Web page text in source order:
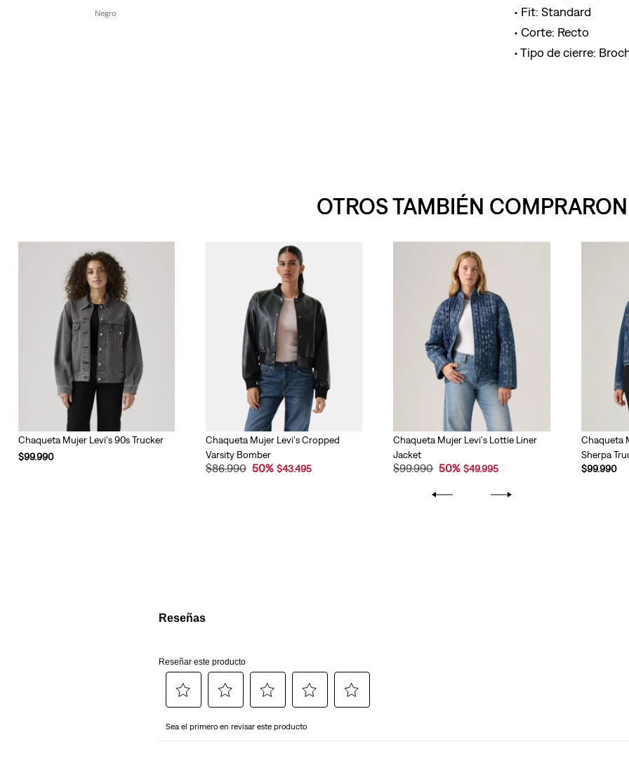
Negro
Fit: Standard
Corte: Recto
Tipo de cierre:
OTROS TAMBIÉN COMPRARON
Chaqueta Mujer Levi's 90s Trucker
$99.990
Chaqueta Mujer Levi's Cropped
Varsity Bomber
$86.990 50% $43.495
Chaqueta Mujer Levi's Lottie Liner
Jacket
$99.990 50% $49.995
Chaqueta
Sherpa
$99.990